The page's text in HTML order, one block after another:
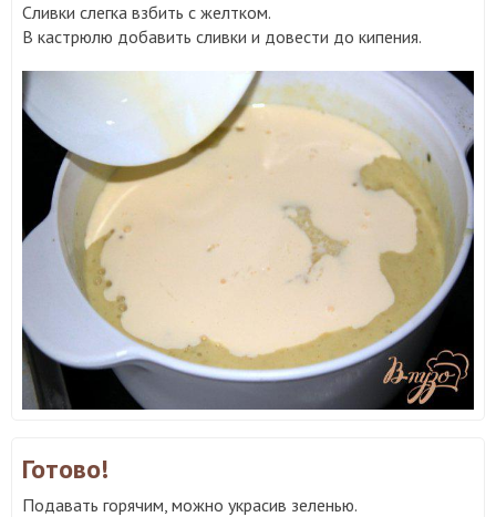
Сливки слегка взбить с желтком.
В кастрюлю добавить сливки и довести до кипения.
Готово!
Подавать горячим, можно украсив зеленью.